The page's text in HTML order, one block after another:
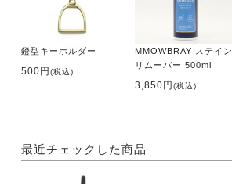
鐙型キーホルダー
500円(税込)
MMOWBRAY ステイン
リムーバー 500ml
3,850円(税込)
最近チェックした商品